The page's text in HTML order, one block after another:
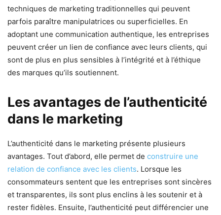
techniques de marketing traditionnelles qui peuvent
parfois paraître manipulatrices ou superficielles. En
adoptant une communication authentique, les entreprises
peuvent créer un lien de confiance avec leurs clients, qui
sont de plus en plus sensibles à l’intégrité et à l’éthique
des marques qu’ils soutiennent.
Les avantages de l’authenticité
dans le marketing
L’authenticité dans le marketing présente plusieurs
avantages. Tout d’abord, elle permet de construire une
relation de confiance avec les clients. Lorsque les
consommateurs sentent que les entreprises sont sincères
et transparentes, ils sont plus enclins à les soutenir et à
rester fidèles. Ensuite, l’authenticité peut différencier une